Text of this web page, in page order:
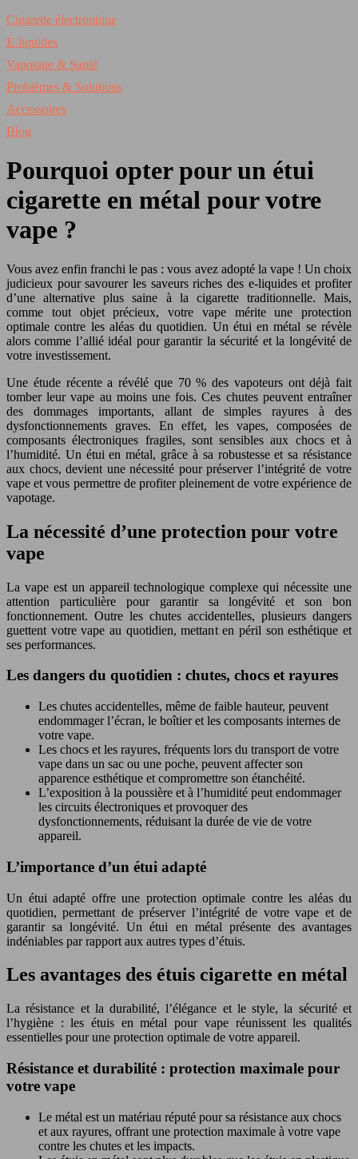
Cigarette électronique
E-liquides
Vapotage & Santé
Problèmes & Solutions
Accessoires
Blog
Pourquoi opter pour un étui
cigarette en métal pour votre
vape ?
Vous avez enfin franchi le pas : vous avez adopté la vape ! Un choix
judicieux pour savourer les saveurs riches des e-liquides et profiter
d’une alternative plus saine à la cigarette traditionnelle. Mais,
comme tout objet précieux, votre vape mérite une protection
optimale contre les aléas du quotidien. Un étui en métal se révèle
alors comme l’allié idéal pour garantir la sécurité et la longévité de
votre investissement.
Une étude récente a révélé que 70 % des vapoteurs ont déjà fait
tomber leur vape au moins une fois. Ces chutes peuvent entraîner
des dommages importants, allant de simples rayures à des
dysfonctionnements graves. En effet, les vapes, composées de
composants électroniques fragiles, sont sensibles aux chocs et à
l’humidité. Un étui en métal, grâce à sa robustesse et sa résistance
aux chocs, devient une nécessité pour préserver l’intégrité de votre
vape et vous permettre de profiter pleinement de votre expérience de
vapotage.
La nécessité d’une protection pour votre
vape
La vape est un appareil technologique complexe qui nécessite une
attention particulière pour garantir sa longévité et son bon
fonctionnement. Outre les chutes accidentelles, plusieurs dangers
guettent votre vape au quotidien, mettant en péril son esthétique et
ses performances.
Les dangers du quotidien : chutes, chocs et rayures
Les chutes accidentelles, même de faible hauteur, peuvent
endommager l’écran, le boîtier et les composants internes de
votre vape.
Les chocs et les rayures, fréquents lors du transport de votre
vape dans un sac ou une poche, peuvent affecter son
apparence esthétique et compromettre son étanchéité.
L’exposition à la poussière et à l’humidité peut endommager
les circuits électroniques et provoquer des
dysfonctionnements, réduisant la durée de vie de votre
appareil.
L’importance d’un étui adapté
Un étui adapté offre une protection optimale contre les aléas du
quotidien, permettant de préserver l’intégrité de votre vape et de
garantir sa longévité. Un étui en métal présente des avantages
indéniables par rapport aux autres types d’étuis.
Les avantages des étuis cigarette en métal
La résistance et la durabilité, l’élégance et le style, la sécurité et
l’hygiène : les étuis en métal pour vape réunissent les qualités
essentielles pour une protection optimale de votre appareil.
Résistance et durabilité : protection maximale pour
votre vape
Le métal est un matériau réputé pour sa résistance aux chocs
et aux rayures, offrant une protection maximale à votre vape
contre les chutes et les impacts.